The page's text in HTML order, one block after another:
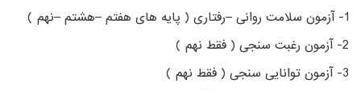
1- آزمون سلامت روانی –رفتاری ( پایه های هفتم –هشتم –نهم )
2- آزمون رغبت سنجی ( فقط نهم )
3- آزمون توانایی سنجی ( فقط نهم )